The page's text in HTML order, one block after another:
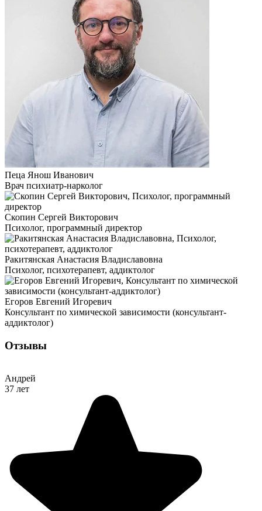
Пеца Янош Иванович
Врач психиатр-нарколог
Скопин Сергей Викторович
Психолог, программный директор
Ракитянская Анастасия Владиславовна
Психолог, психотерапевт, аддиктолог
Егоров Евгений Игоревич
Консультант по химической зависимости (консультант-
аддиктолог)
Отзывы
Андрей
37 лет